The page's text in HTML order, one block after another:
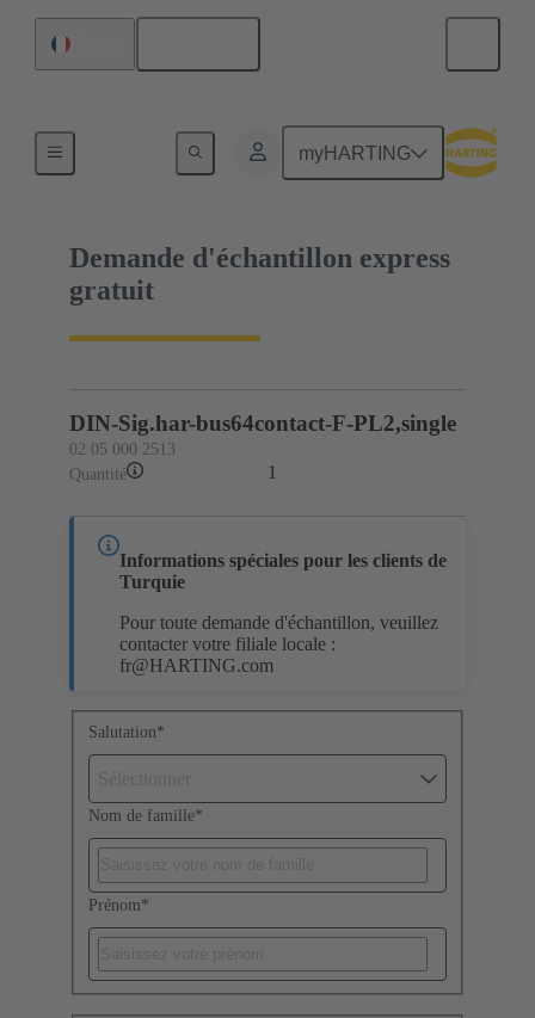
myHARTING
02 05 000 2513
Demande d'échantillon express
gratuit
Informations spéciales pour les clients de
Turquie
Pour toute demande d'échantillon, veuillez
contacter votre filiale locale :
fr@HARTING.com
DIN-Sig.har-bus64contact-F-PL2,single
02 05 000 2513
Quantité
1
Salutation*
Nom de famille*
Prénom*